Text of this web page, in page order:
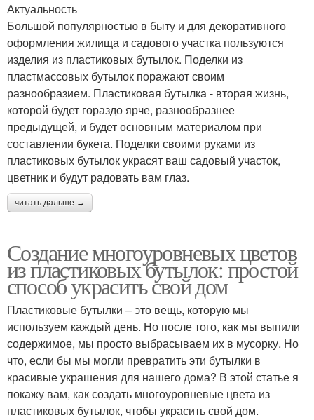
Актуальность
Большой популярностью в быту и для декоративного
оформления жилища и садового участка пользуются
изделия из пластиковых бутылок. Поделки из
пластмассовых бутылок поражают своим
разнообразием. Пластиковая бутылка - вторая жизнь,
которой будет гораздо ярче, разнообразнее
предыдущей, и будет основным материалом при
составлении букета. Поделки своими руками из
пластиковых бутылок украсят ваш садовый участок,
цветник и будут радовать вам глаз.
читать дальше →
Создание многоуровневых цветов
из пластиковых бутылок: простой
способ украсить свой дом
Пластиковые бутылки – это вещь, которую мы
используем каждый день. Но после того, как мы выпили
содержимое, мы просто выбрасываем их в мусорку. Но
что, если бы мы могли превратить эти бутылки в
красивые украшения для нашего дома? В этой статье я
покажу вам, как создать многоуровневые цвета из
пластиковых бутылок, чтобы украсить свой дом.